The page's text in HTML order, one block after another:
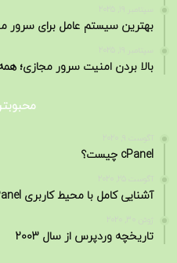
بهترین سیستم عامل برای سرور
بالا بردن امنیت سرور مجازی؛
آگوست 9, 2020
cPanel چیست؟
آگوست 25, 2020
آشنایی کامل با محیط کاربری cPanel
تاریخچه وردپرس از سال 2003